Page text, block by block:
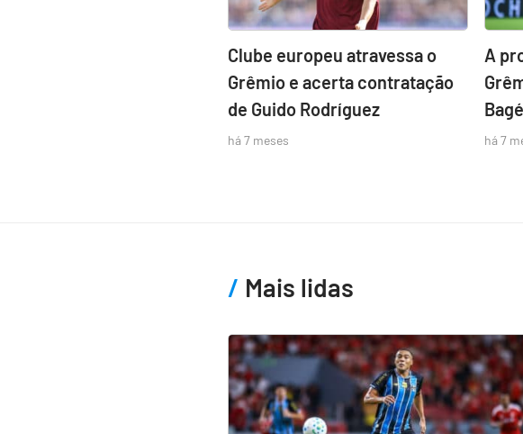
Clube europeu atravessa o
Grêmio e acerta contratação
de Guido Rodríguez
há 7 meses
A
Bagé
há 7
Mais lidas